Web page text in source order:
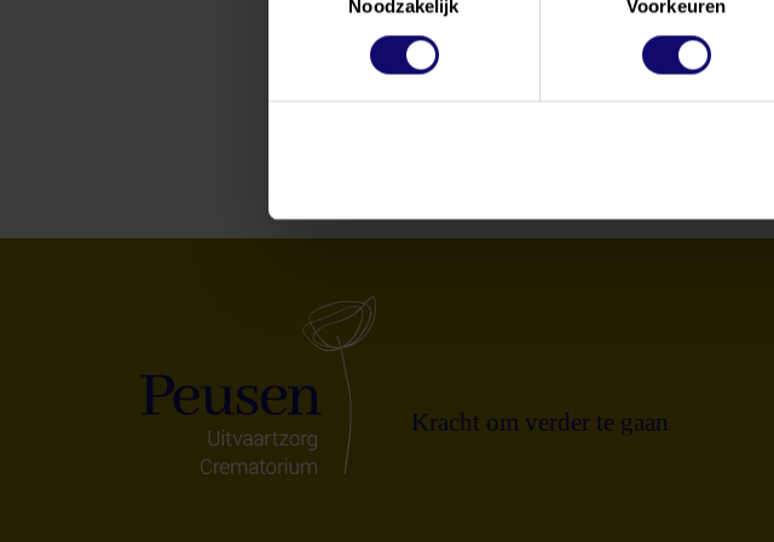
Noodzakelijk
Voorkeuren
Onze Algemene voorwaarden kunt u
Zie tevens ons:
Privacy Statement